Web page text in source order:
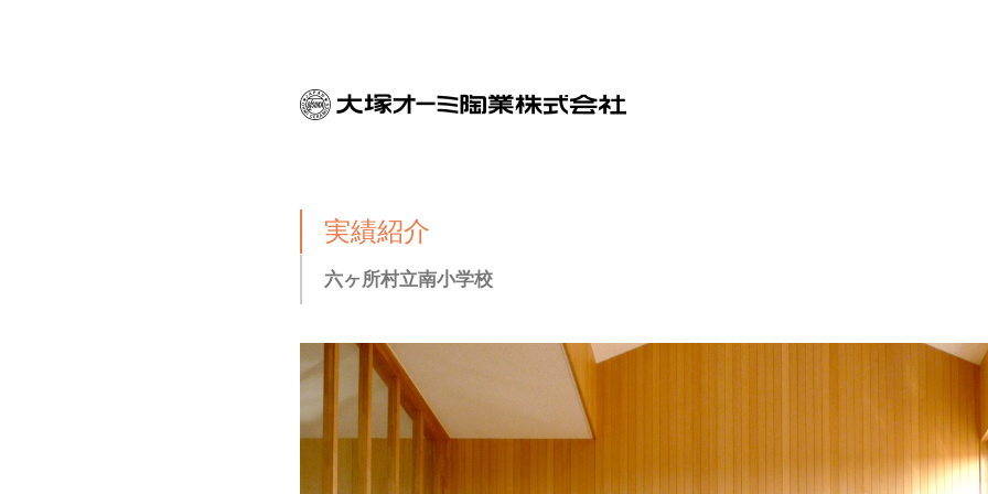
実績紹介
六ヶ所村立南小学校